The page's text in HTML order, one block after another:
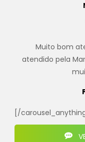
Muito bom
atendido pela
[/